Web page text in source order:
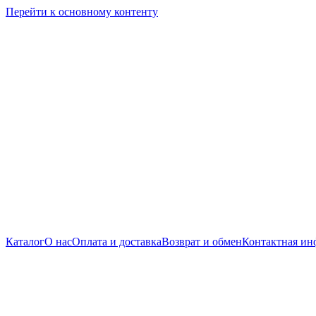
Перейти к основному контенту
КаталогО насОплата и доставкаВозврат и обменКонтактная